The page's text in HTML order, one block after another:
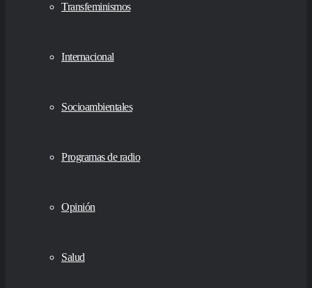
Transfeminismos
Internacional
Socioambientales
Programas de radio
Opinión
Salud